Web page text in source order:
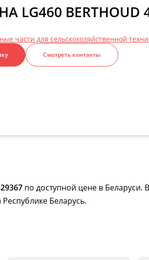
LG460 BERTHOUD
части для сельскохозяйственной
Смотреть контакты
по доступной цене в Беларуси.
Беларусь.